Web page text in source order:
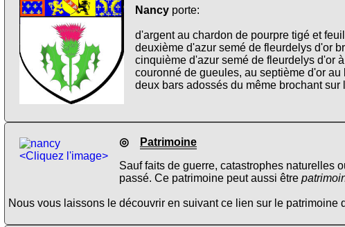
Nancy porte:
d'argent au chardon de pourpre tigé et
deuxième d'azur semé de fleurdelys d'or
cinquième d'azur semé de fleurdelys d'or
couronné de gueules, au septième d'or
deux bars adossés du même brochant
<Cliquez l'image>
◎
Patrimoine
Sauf faits de guerre, catastrophes naturelles
passé. Ce patrimoine peut aussi être
Nous vous laissons le découvrir en suivant ce lien sur le patrimoine